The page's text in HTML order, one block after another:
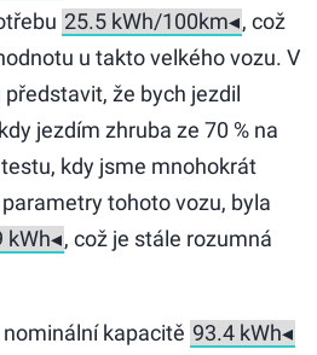
, což
u takto velkého vozu. V
že bych jezdil
jezdím zhruba ze 70 % na
kdy jsme mnohokrát
tohoto vozu, byla
, což je stále rozumná
kapacitě